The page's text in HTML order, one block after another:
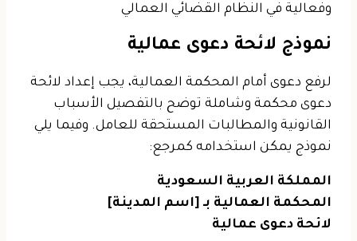
وفعالية في النظام القضائي العمالي
نموذج لائحة دعوى عمالية
لرفع دعوى أمام المحكمة العمالية، يجب إعداد لائحة
دعوى محكمة وشاملة توضح بالتفصيل الأسباب
القانونية والمطالبات المستحقة للعامل. وفيما يلي
نموذج يمكن استخدامه كمرجع:
المملكة العربية السعودية
المحكمة العمالية بـ [اسم المدينة]
لائحة دعوى عمالية